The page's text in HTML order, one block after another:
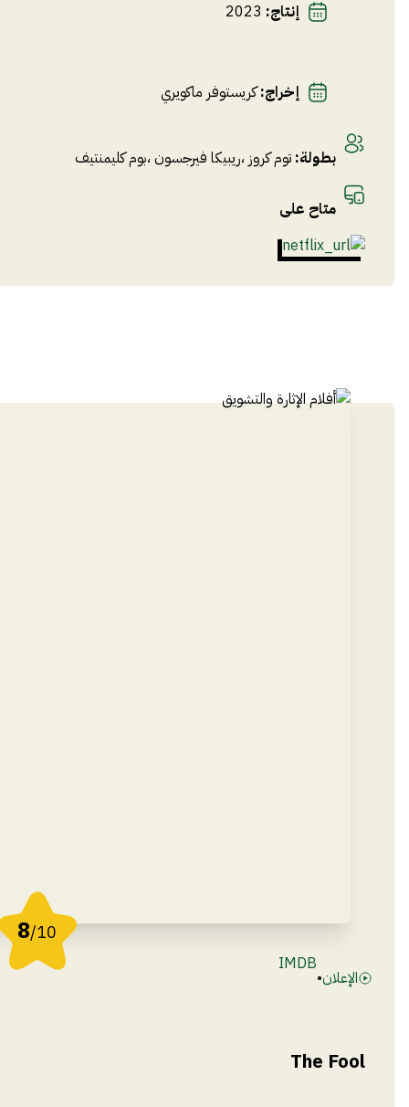
إنتاج:
2023
إخراج: كريستوفر ماكويري
بطولة: توم كروز ،ريبيكا فيرجسون،بوم كليمنتيف
متاح على
8/10
الإعلان•
IMDB
The Fool